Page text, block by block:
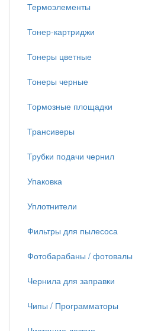
Термоэлементы
Тонер-картриджи
Тонеры цветные
Тонеры черные
Тормозные площадки
Трансиверы
Трубки подачи чернил
Упаковка
Уплотнители
Фильтры для пылесоса
Фотобарабаны / фотовалы
Чернила для заправки
Чипы / Программаторы